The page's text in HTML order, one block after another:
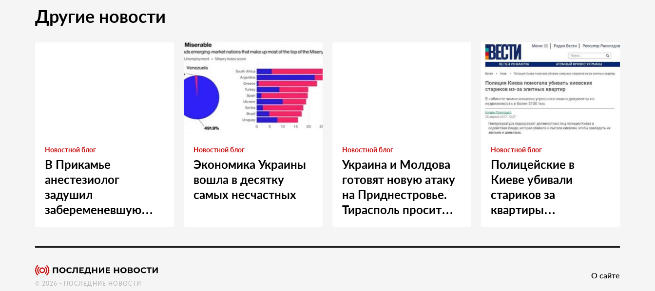
Другие новости
Новостной блог
В Прикамье
анестезиолог
задушил
забеременевшую
Новостной блог
Экономика Украины
вошла в десятку
самых несчастных
Новостной блог
Украина и Молдова
готовят новую атаку
на Приднестровье.
Тирасполь просит
Новостной блог
Полицейские в
Киеве убивали
стариков за
квартиры…
© 2026 - ПОСЛЕДНИЕ НОВОСТИ
О сайте